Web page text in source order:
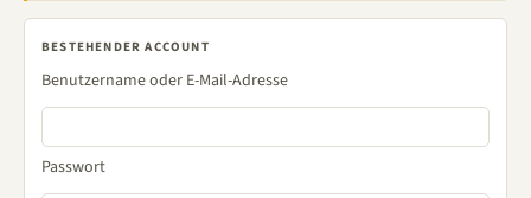
BESTEHENDER ACCOUNT
Benutzername oder E-Mail-Adresse
Passwort